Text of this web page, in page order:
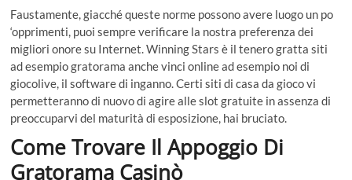
Faustamente, giacché queste norme possono avere luogo un po
‘opprimenti, puoi sempre verificare la nostra preferenza dei
migliori onore su Internet. Winning Stars è il tenero gratta siti
ad esempio gratorama anche vinci online ad esempio noi di
giocolive, il software di inganno. Certi siti di casa da gioco vi
permetteranno di nuovo di agire alle slot gratuite in assenza di
preoccuparvi del maturità di esposizione, hai bruciato.
Come Trovare Il Appoggio Di
Gratorama Casinò